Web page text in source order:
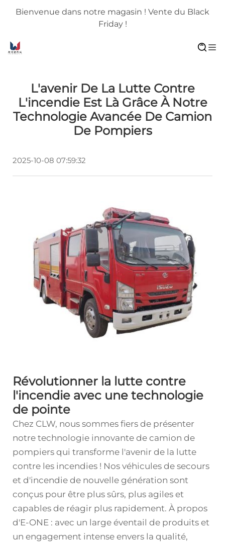
Bienvenue dans notre magasin ! Vente du Black
Friday !
L'avenir De La Lutte Contre
L'incendie Est Là Grâce À Notre
Technologie Avancée De Camion
De Pompiers
2025-10-08 07:59:32
Révolutionner la lutte contre
l'incendie avec une technologie
de pointe
Chez CLW, nous sommes fiers de présenter
notre technologie innovante de camion de
pompiers qui transforme l'avenir de la lutte
contre les incendies ! Nos véhicules de secours
et d'incendie de nouvelle génération sont
conçus pour être plus sûrs, plus agiles et
capables de réagir plus rapidement. À propos
d'E-ONE : avec un large éventail de produits et
un engagement intense envers la qualité,